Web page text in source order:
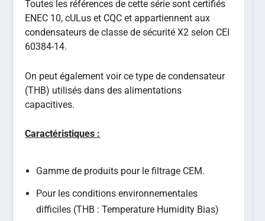
Toutes les références de cette série sont certifiés
ENEC 10, cULus et CQC et appartiennent aux
condensateurs de classe de sécurité X2 selon CEI
60384-14.
On peut également voir ce type de condensateur
(THB) utilisés dans des alimentations
capacitives.
Caractéristiques :
Gamme de produits pour le filtrage CEM.
Pour les conditions environnementales
difficiles (THB : Temperature Humidity Bias)